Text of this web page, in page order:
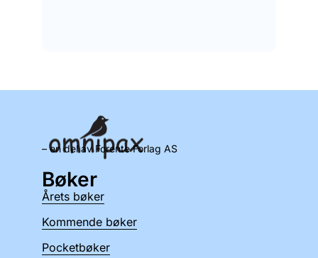
– en del av Forente Forlag AS
Bøker
Årets bøker
Kommende bøker
Pocketbøker